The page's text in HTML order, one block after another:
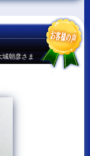
城朝彦さま